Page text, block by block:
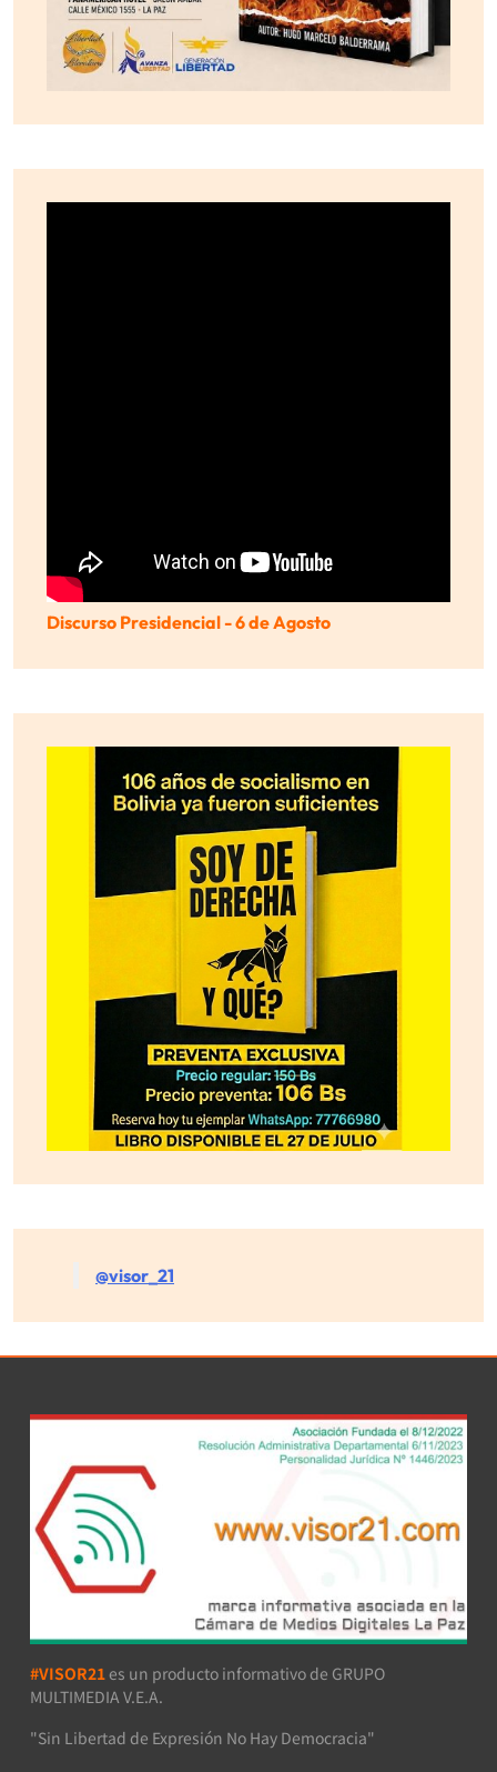
Discurso Presidencial - 6 de Agosto
@visor_21
#VISOR21 es un producto informativo de GRUPO
MULTIMEDIA V.E.A.
"Sin Libertad de Expresión No Hay Democracia"